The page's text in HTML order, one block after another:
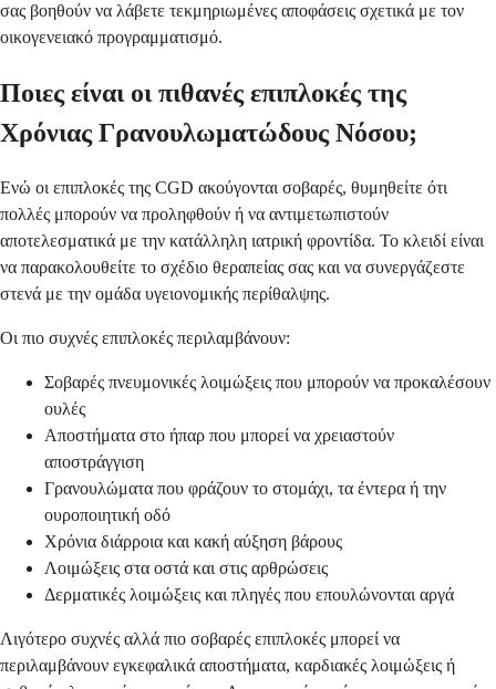
σας βοηθούν να λάβετε τεκμηριωμένες αποφάσεις σχετικά με τον
οικογενειακό προγραμματισμό.
Ποιες είναι οι πιθανές επιπλοκές της
Χρόνιας Γρανουλωματώδους Νόσου;
Ενώ οι επιπλοκές της CGD ακούγονται σοβαρές, θυμηθείτε ότι
πολλές μπορούν να προληφθούν ή να αντιμετωπιστούν
αποτελεσματικά με την κατάλληλη ιατρική φροντίδα. Το κλειδί είναι
να παρακολουθείτε το σχέδιο θεραπείας σας και να συνεργάζεστε
στενά με την ομάδα υγειονομικής περίθαλψης.
Οι πιο συχνές επιπλοκές περιλαμβάνουν:
Σοβαρές πνευμονικές λοιμώξεις που μπορούν να προκαλέσουν
ουλές
Αποστήματα στο ήπαρ που μπορεί να χρειαστούν
αποστράγγιση
Γρανουλώματα που φράζουν το στομάχι, τα έντερα ή την
ουροποιητική οδό
Χρόνια διάρροια και κακή αύξηση βάρους
Λοιμώξεις στα οστά και στις αρθρώσεις
Δερματικές λοιμώξεις και πληγές που επουλώνονται αργά
Λιγότερο συχνές αλλά πιο σοβαρές επιπλοκές μπορεί να
περιλαμβάνουν εγκεφαλικά αποστήματα, καρδιακές λοιμώξεις ή